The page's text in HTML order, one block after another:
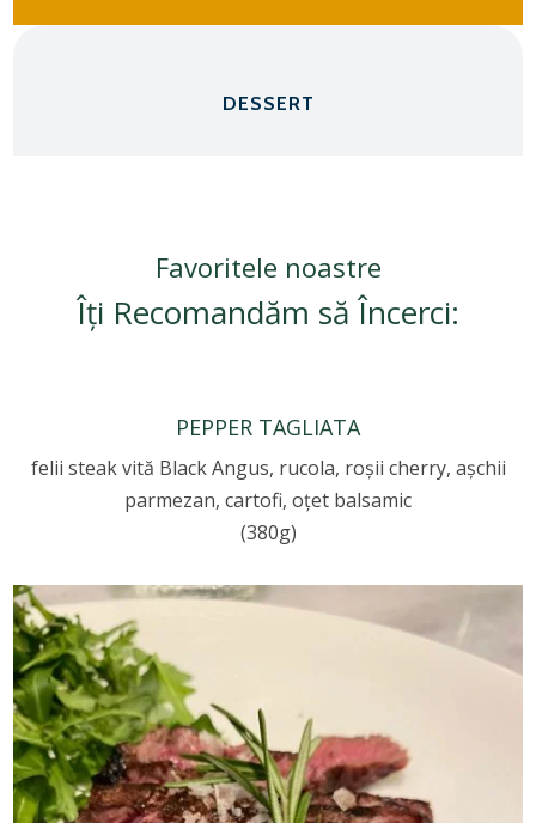
DESSERT
Favoritele noastre
Îți Recomandăm să Încerci:
PEPPER TAGLIATA
felii steak vită Black Angus, rucola, roșii cherry, așchii
parmezan, cartofi, oțet balsamic
(380g)